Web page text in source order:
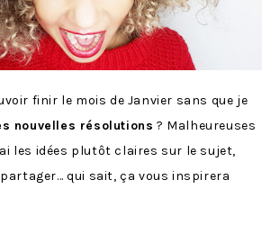
finir le mois de Janvier sans que je
nouvelles résolutions ? Malheureuses
les idées plutôt claires sur le sujet,
qui sait, ça vous inspirera